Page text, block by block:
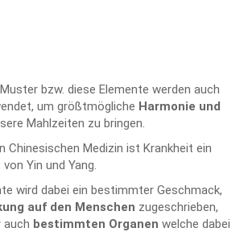
bzw. diese Elemente werden auch
um größtmögliche Harmonie und
Mahlzeiten zu bringen.
Chinesischen Medizin ist Krankheit ein
von Yin und Yang.
wird dabei ein bestimmter Geschmack,
auf den Menschen zugeschrieben,
auch bestimmten Organen welche dabei